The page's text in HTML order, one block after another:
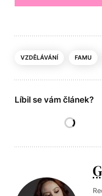
VZDĚLÁVÁNÍ FAMU
Líbil se vám článek?